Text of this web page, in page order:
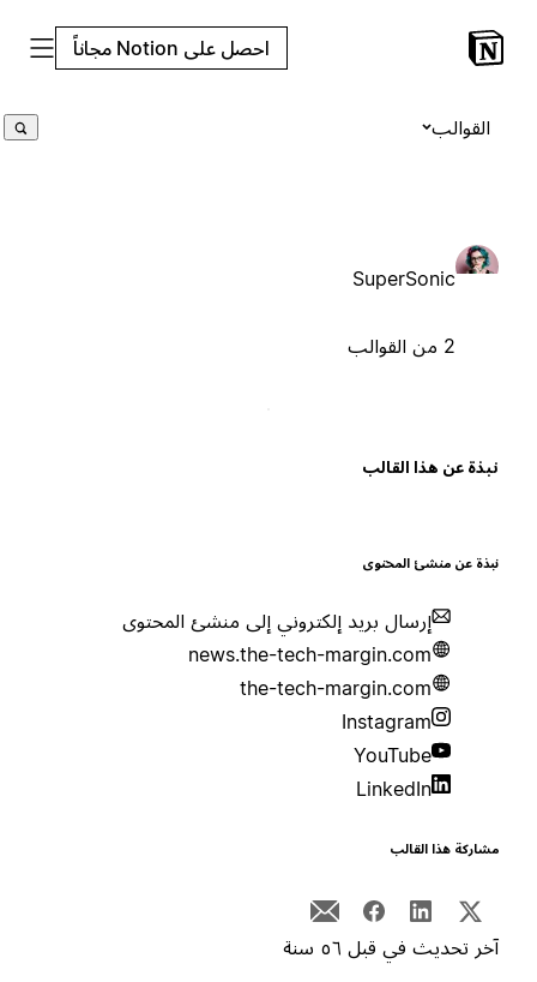
احصل على Notion مجاناً
القوالب
SuperSonic
عن هذا القالب
عن منشئ المحتوى
إرسال بريد إلكتروني إلى منشئ المحتوى
news.the-tech-margin.com
the-tech-margin.com
Instagram
YouTube
LinkedIn
هذا القالب
تحديث في قبل ٥٦ سنة